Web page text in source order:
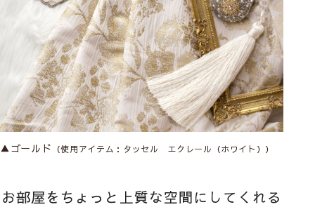
▲ゴールド （使用アイテム：タッセル エクレール（ホワイト））
お部屋をちょっと上質な空間にしてくれる